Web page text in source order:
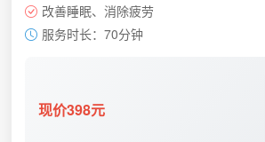
改善睡眠、消除疲劳
服务时长：70分钟
现价398元